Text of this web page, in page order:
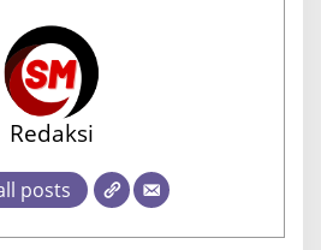
Redaksi
posts